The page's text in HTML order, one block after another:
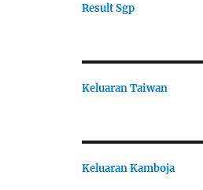
Result Sgp
Keluaran Taiwan
Keluaran Kamboja